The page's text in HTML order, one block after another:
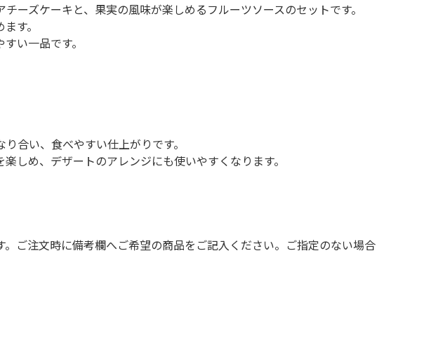
ーズケーキと、果実の風味が楽しめるフルーツソースのセットです。
す。
い一品です。
合い、食べやすい仕上がりです。
しめ、デザートのアレンジにも使いやすくなります。
ご注文時に備考欄へご希望の商品をご記入ください。ご指定のない場合